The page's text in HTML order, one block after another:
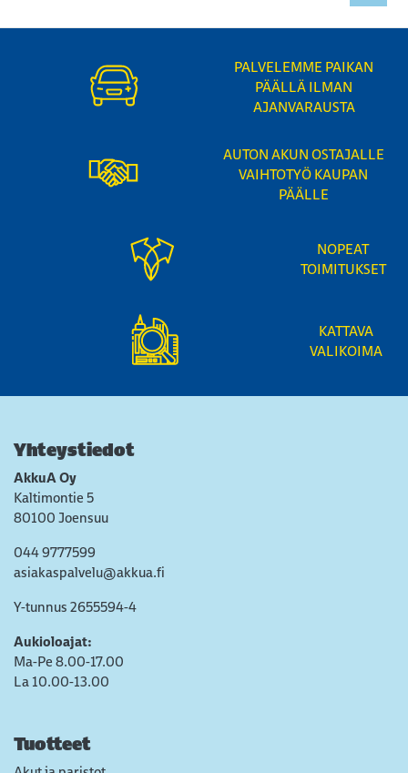
PALVELEMME PAIKAN
PÄÄLLÄ ILMAN
AJANVARAUSTA
AUTON AKUN OSTAJALLE
VAIHTOTYÖ KAUPAN
PÄÄLLE
NOPEAT
TOIMITUKSET
KATTAVA
VALIKOIMA
Yhteystiedot
AkkuA Oy
Kaltimontie 5
80100 Joensuu
044 9777599
asiakaspalvelu@akkua.fi
Y-tunnus 2655594-4
Aukioloajat:
Ma-Pe 8.00-17.00
La 10.00-13.00
Tuotteet